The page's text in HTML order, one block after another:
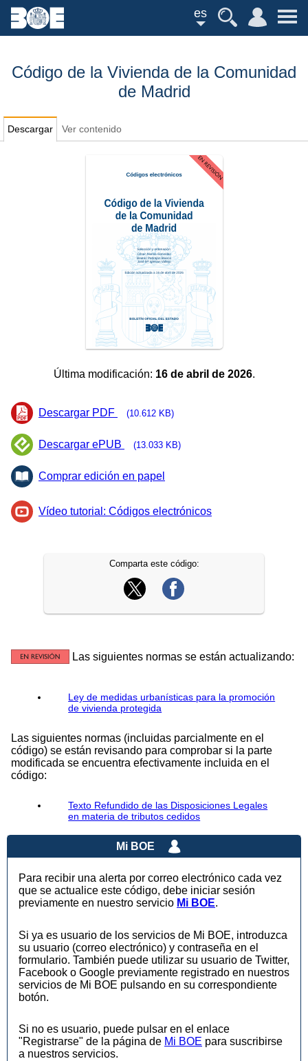
es
Código de la Vivienda de la Comunidad
de Madrid
Descargar Ver contenido
Última modificación: 16 de abril de 2026.
Descargar PDF (10.612 KB)
Descargar ePUB (13.033 KB)
Comprar edición en papel
Vídeo tutorial: Códigos electrónicos
Comparta este código:
Las siguientes normas se están actualizando:
Ley de medidas urbanísticas para la promoción
de vivienda protegida
Las siguientes normas (incluidas parcialmente en el
código) se están revisando para comprobar si la parte
modificada se encuentra efectivamente incluida en el
código:
Texto Refundido de las Disposiciones Legales
en materia de tributos cedidos
Mi BOE
Para recibir una alerta por correo electrónico cada vez
que se actualice este código, debe iniciar sesión
previamente en nuestro servicio Mi BOE.
Si ya es usuario de los servicios de Mi BOE, introduzca
su usuario (correo electrónico) y contraseña en el
formulario. También puede utilizar su usuario de Twitter,
Facebook o Google previamente registrado en nuestros
servicios de Mi BOE pulsando en su correspondiente
botón.
Si no es usuario, puede pulsar en el enlace
"Registrarse" de la página de Mi BOE para suscribirse
a nuestros servicios.